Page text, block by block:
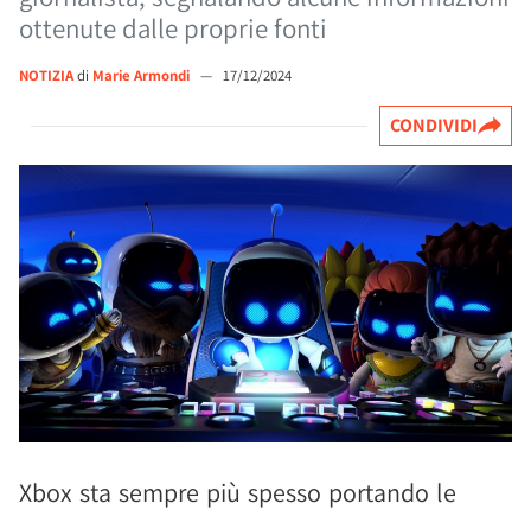
ottenute dalle proprie fonti
NOTIZIAdi Marie Armondi — 17/12/2024
CONDIVIDI
Xbox sta sempre più spesso portando le